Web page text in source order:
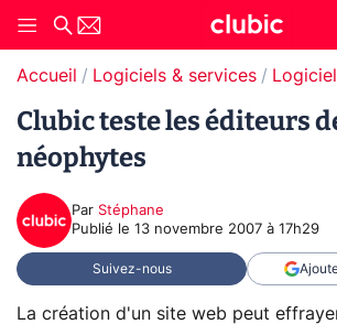
Accueil Logiciels & services
Clubic teste les éditeurs
néophytes
Par Stéphane
Publié le 13 novembre 2007 à 17h29
Suivez-nous
La création d'un site web peut